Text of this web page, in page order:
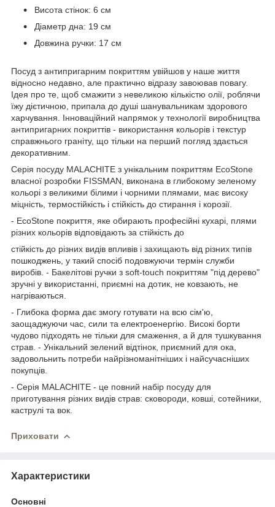
Висота стінок: 6 см
Діаметр дна: 19 см
Довжина ручки: 17 см
Посуд з антипригарним покриттям увійшов у наше життя
відносно недавно, але практично відразу завоював повагу.
Ідея про те, щоб смажити з невеликою кількістю олії, роблячи
їжу дієтичною, припала до душі шанувальникам здорового
харчування. Інноваційний напрямок у технології виробництва
антипригарних покриттів - використання кольорів і текстур
справжнього граніту, що тільки на перший погляд здається
декоративним.
Серія посуду MALACHITE з унікальним покриттям EcoStone
власної розробки FISSMAN, виконана в глибокому зеленому
кольорі з великими білими і чорними плямами, має високу
міцність, термостійкість і стійкість до стирання і корозії.
- EcoStone покриття, яке обирають професійні кухарі, плями
різних кольорів відповідають за стійкість до
стійкість до різних видів впливів і захищають від різних типів
пошкоджень, у такий спосіб подовжуючи термін служби
виробів. - Бакелітові ручки з soft-touch покриттям "під дерево"
зручні у використанні, приємні на дотик, не ковзають, не
нагріваються.
- Глибока форма дає змогу готувати на всю сім'ю,
заощаджуючи час, сили та електроенергію. Високі борти
чудово підходять не тільки для смаження, а й для тушкування
страв. - Унікальний зелений відтінок, приємний для ока,
задовольнить потреби найрізноманітніших і найсучасніших
покупців.
- Серія MALACHITE - це повний набір посуду для
приготування різних видів страв: сковороди, ковші, сотейники,
каструлі та вок.
Приховати
Характеристики
Основні